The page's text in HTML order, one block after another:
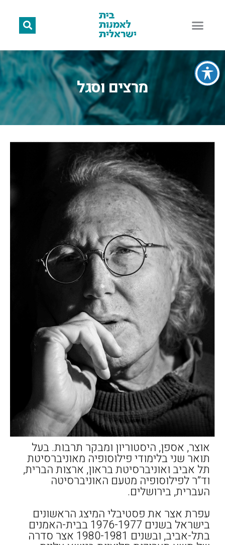
מרצים וסגל
אוצר, אספן, היסטוריון ומבקר תרבות. בעל
תואר שני בלימודי פילוסופיה מאוניברסיטת
תל אביב ואוניברסיטת בראון, ארצות הברית,
וד”ר לפילוסופיה מטעם האוניברסיטה
העברית, בירושלים.
עפרת אצר את פסטיבלי המיצג הראשונים
בישראל בשנים 1976-1977 בבית-האמנים
בתל-אביב, ובשנים 1980-1981 אצר סדרה